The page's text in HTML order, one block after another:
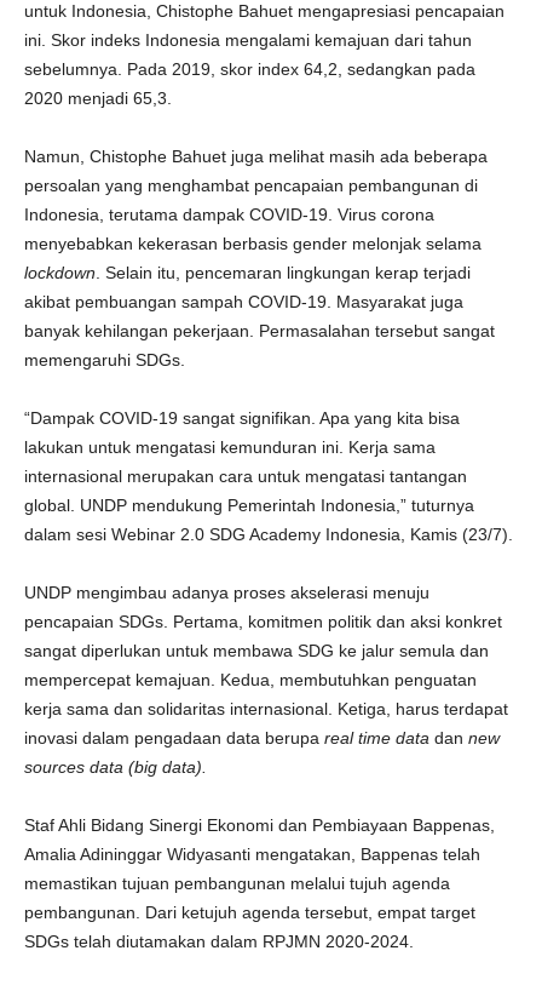
untuk Indonesia, Chistophe Bahuet mengapresiasi pencapaian
ini. Skor indeks Indonesia mengalami kemajuan dari tahun
sebelumnya. Pada 2019, skor index 64,2, sedangkan pada
2020 menjadi 65,3.
Namun, Chistophe Bahuet juga melihat masih ada beberapa
persoalan yang menghambat pencapaian pembangunan di
Indonesia, terutama dampak COVID-19. Virus corona
menyebabkan kekerasan berbasis gender melonjak selama
lockdown . Selain itu, pencemaran lingkungan kerap terjadi
akibat pembuangan sampah COVID-19. Masyarakat juga
banyak kehilangan pekerjaan. Permasalahan tersebut sangat
memengaruhi SDGs.
“Dampak COVID-19 sangat signifikan. Apa yang kita bisa
lakukan untuk mengatasi kemunduran ini. Kerja sama
internasional merupakan cara untuk mengatasi tantangan
global. UNDP mendukung Pemerintah Indonesia,” tuturnya
dalam sesi Webinar 2.0 SDG Academy Indonesia, Kamis (23/7).
UNDP mengimbau adanya proses akselerasi menuju
pencapaian SDGs. Pertama, komitmen politik dan aksi konkret
sangat diperlukan untuk membawa SDG ke jalur semula dan
mempercepat kemajuan. Kedua, membutuhkan penguatan
kerja sama dan solidaritas internasional. Ketiga, harus terdapat
inovasi dalam pengadaan data berupa real time data dan new
sources data (big data).
Staf Ahli Bidang Sinergi Ekonomi dan Pembiayaan Bappenas,
Amalia Adininggar Widyasanti mengatakan, Bappenas telah
memastikan tujuan pembangunan melalui tujuh agenda
pembangunan. Dari ketujuh agenda tersebut, empat target
SDGs telah diutamakan dalam RPJMN 2020-2024.